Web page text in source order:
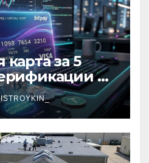
за 5
и
в